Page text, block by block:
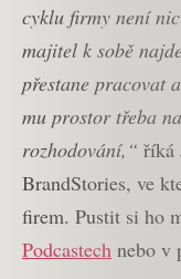
cyklu firmy není
majitel k sobě
přestane pracovat
mu prostor třeba
rozhodování,“ říká
BrandStories, ve
firem. Pustit si ho
Podcastech nebo v